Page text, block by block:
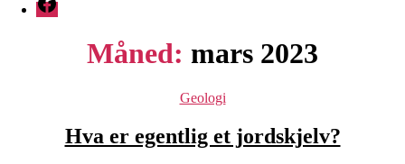
Måned: mars 2023
Kategorier
Geologi
Hva er egentlig et jordskjelv?